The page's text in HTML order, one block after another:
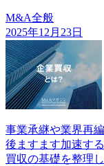
M&A全般
2025年12月23日
事業承継や業界再
後ますます加速す
買収の基礎を整理